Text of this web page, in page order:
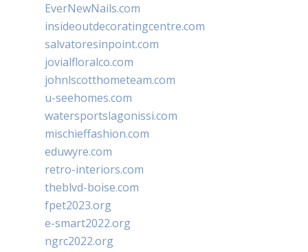
EverNewNails.com
insideoutdecoratingcentre.com
salvatoresinpoint.com
jovialfloralco.com
johnlscotthometeam.com
u-seehomes.com
watersportslagonissi.com
mischieffashion.com
eduwyre.com
retro-interiors.com
theblvd-boise.com
fpet2023.org
e-smart2022.org
ngrc2022.org